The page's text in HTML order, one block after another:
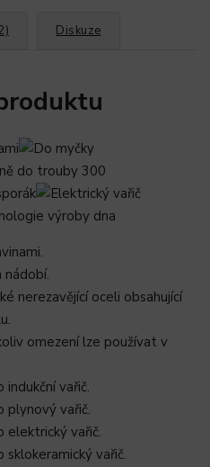
Diskuze
nádobí.
nerezavějící oceli obsahující
omezení lze používat v
vařič.
plynový vařič.
elektrický vařič.
vařič.